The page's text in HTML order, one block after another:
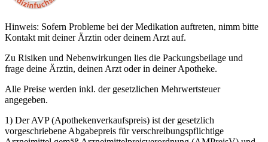
Hinweis: Sofern Probleme bei der Medikation auftreten, nimm bitte
Kontakt mit deiner Ärztin oder deinem Arzt auf.
Zu Risiken und Nebenwirkungen lies die Packungsbeilage und
frage deine Ärztin, deinen Arzt oder in deiner Apotheke.
Alle Preise werden inkl. der gesetzlichen Mehrwertsteuer
angegeben.
1) Der AVP (Apothekenverkaufspreis) ist der gesetzlich
vorgeschriebene Abgabepreis für verschreibungspflichtige